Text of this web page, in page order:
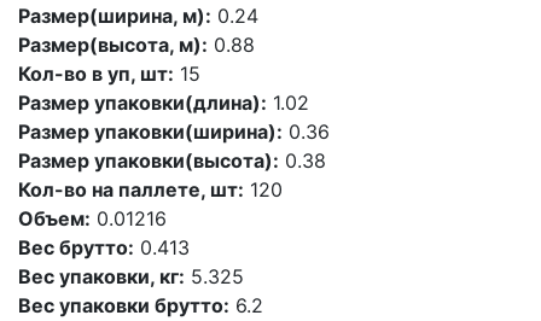
Размер(ширина, м): 0.24
Размер(высота, м): 0.88
Кол-во в уп, шт: 15
Размер упаковки(длина): 1.02
Размер упаковки(ширина): 0.36
Размер упаковки(высота): 0.38
Кол-во на паллете, шт: 120
Объем: 0.01216
Вес брутто: 0.413
Вес упаковки, кг: 5.325
Вес упаковки брутто: 6.2